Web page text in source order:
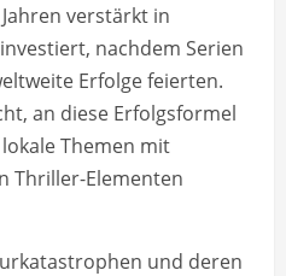
verstärkt in
nachdem Serien
Erfolge feierten.
an diese Erfolgsformel
Themen mit
Thriller-Elementen
und deren